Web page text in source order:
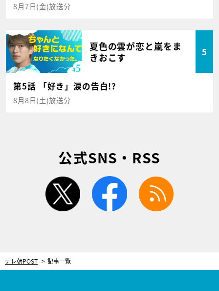
8月7日(金)放送分
夏色の雲が恋と嵐をま
きおこす
5
第5話 「好き」涙の告白!?
8月8日(土)放送分
公式SNS・RSS
twitter facebook
テレ朝POST 記事一覧